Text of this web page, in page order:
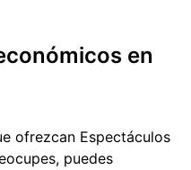
en
ofrezcan Espectáculos
puedes